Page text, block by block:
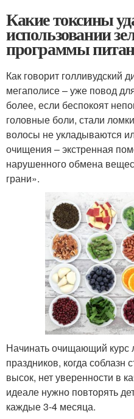
Какие токсины
использовании
программы
Как говорит голливудский
мегаполисе – уже повод
более, если беспокоят
головные боли, стали
волосы не укладываются
очищения – экстренная
нарушенного обмена
грани».
Начинать очищающий курс
праздников, когда соблазн
высок, нет уверенности в
идеале нужно повторять
каждые 3-4 месяца.